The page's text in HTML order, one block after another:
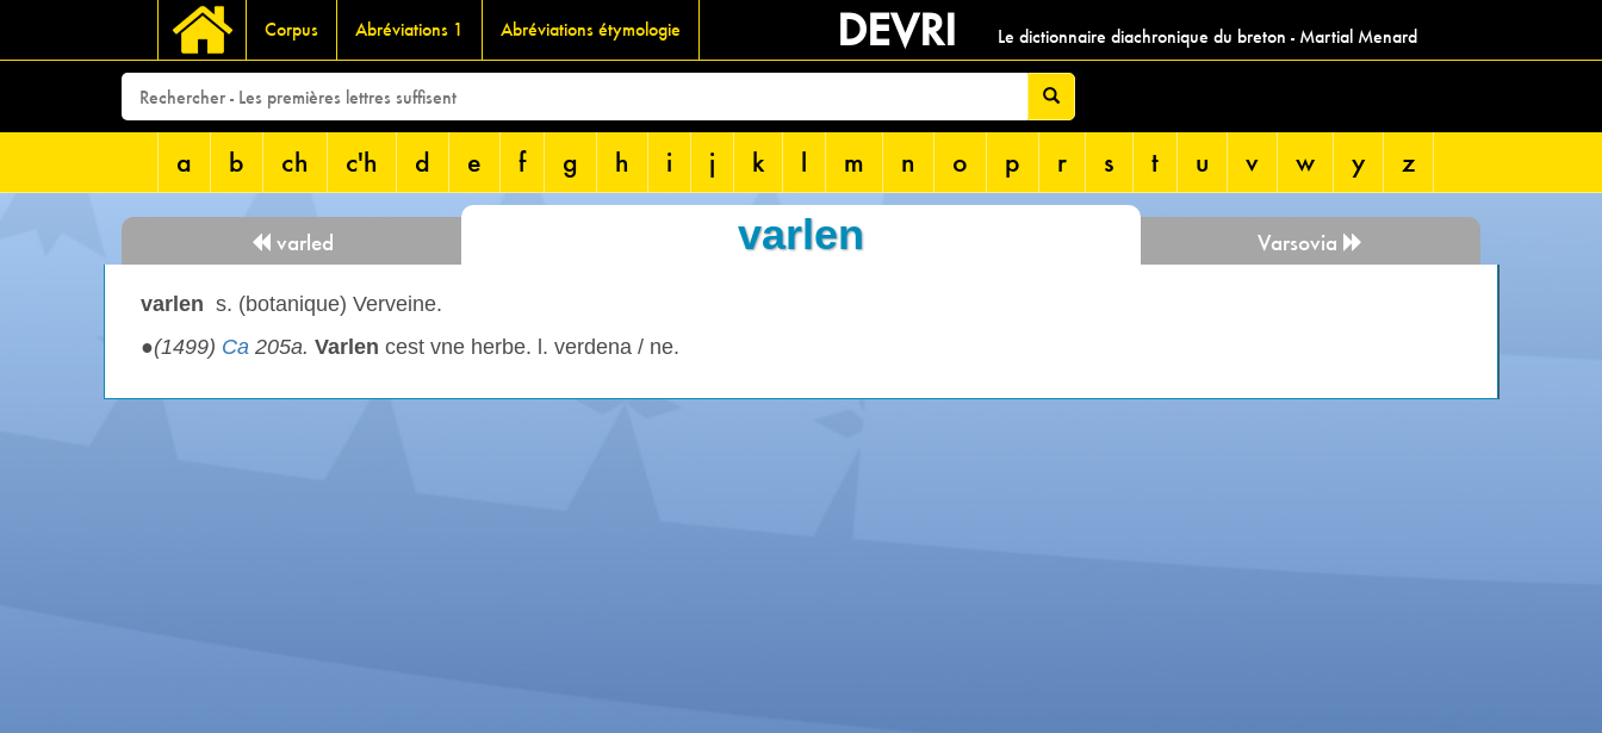
Corpus Abréviations 1 Abréviations étymologie DEVRI Le dictionnaire diachronique du breton - Martial Menard
a b ch c'h d e f g h i j k l m n o p r s t u v w y z
varled varlen Varsovia
varlen s. (botanique) Verveine.
●(1499) Ca 205a. Varlen cest vne herbe. l. verdena / ne.